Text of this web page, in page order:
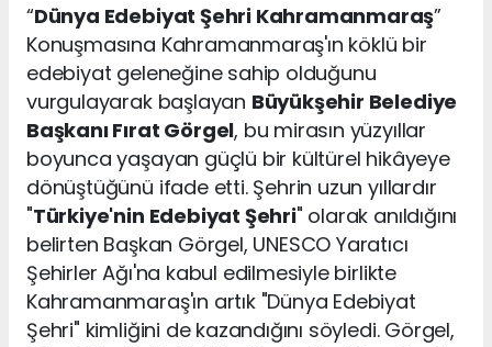
“Dünya Edebiyat Şehri Kahramanmaraş”
Konuşmasına Kahramanmaraş'ın köklü bir
edebiyat geleneğine sahip olduğunu
vurgulayarak başlayan Büyükşehir Belediye
Başkanı Fırat Görgel, bu mirasın yüzyıllar
boyunca yaşayan güçlü bir kültürel hikâyeye
dönüştüğünü ifade etti. Şehrin uzun yıllardır
"Türkiye'nin Edebiyat Şehri" olarak anıldığını
belirten Başkan Görgel, UNESCO Yaratıcı
Şehirler Ağı'na kabul edilmesiyle birlikte
Kahramanmaraş'ın artık "Dünya Edebiyat
Şehri" kimliğini de kazandığını söyledi. Görgel,